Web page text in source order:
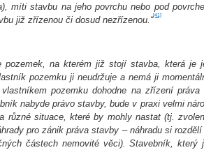
míti stavbu na jeho povrchu nebo pod
již zřízenou či dosud nezřízenou.“[41]
pozemek, na kterém již stojí stavba, která je
pozemku ji neudržuje a nemá ji
pozemku dohodne na zřízení
nabyde právo stavby, bude v praxi velmi
různé situace, které by mohly nastat (tj.
pro zánik práva stavby – náhradu si
částech nemovité věci). Stavebník, který